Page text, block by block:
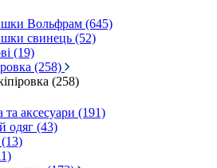
Вольфрам (645)
свинець (52)
(19)
(258)
(258)
та аксесуари (191)
одяг (43)